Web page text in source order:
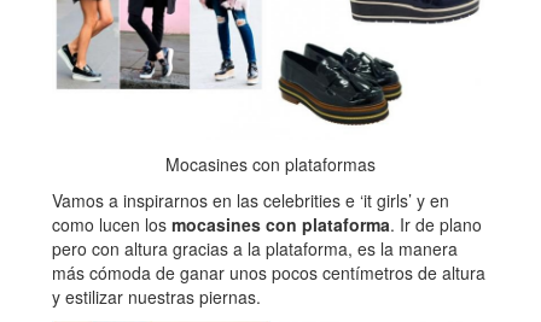
Mocasines con plataformas
Vamos a inspirarnos en las celebrities e ‘it girls’ y en
como lucen losmocasines con plataforma. Ir de plano
pero con altura gracias a la plataforma, es la manera
más cómoda de ganar unos pocos centímetros de altura
y estilizar nuestras piernas.